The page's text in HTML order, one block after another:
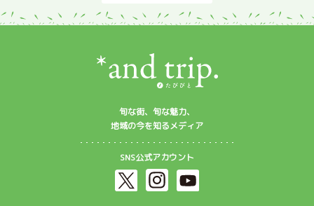
旬な街、旬な魅力、
地域の今を知るメディア
SNS公式アカウント